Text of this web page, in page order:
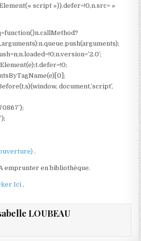
script »)).defer=!0,n.src= »
document,’script’,
.
emprunter en bibliothèque.
Ici.
LOUBEAU